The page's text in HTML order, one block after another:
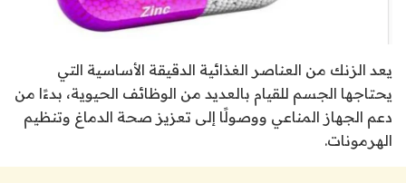
يعد الزنك من العناصر الغذائية الدقيقة الأساسية التي
يحتاجها الجسم للقيام بالعديد من الوظائف الحيوية، بدءًا من
دعم الجهاز المناعي ووصولًا إلى تعزيز صحة الدماغ وتنظيم
الهرمونات.